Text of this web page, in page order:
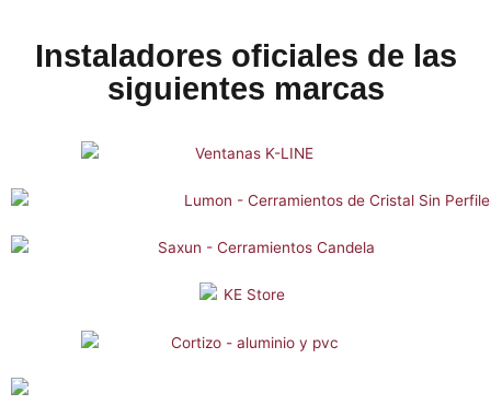
Instaladores oficiales de las
siguientes marcas